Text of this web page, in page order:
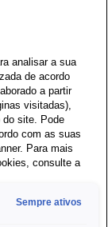
traseiros
analisar a sua
de acordo
a partir
visitadas),
do site. Pode
com as suas
Para mais
consulte a
Sempre ativos